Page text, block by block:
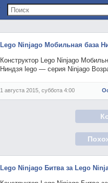
Lego Ninjago Мобильная база
Конструктор Lego Ninjago
Ниндзя lego — серия Ninjago
1 августа 2015, суббота 4:00
Lego Ninjago Битва за Lego